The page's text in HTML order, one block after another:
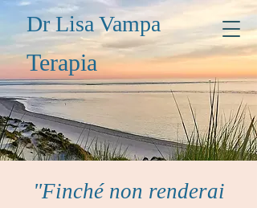
Dr Lisa Vampa
Terapia
"Finché non renderai